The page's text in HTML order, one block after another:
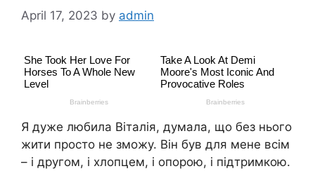
April 17, 2023 by admin
Я дуже любила Віталія, думала, що без нього
жити просто не зможу. Він був для мене всім
– і другом, і хлопцем, і опорою, і підтримкою.